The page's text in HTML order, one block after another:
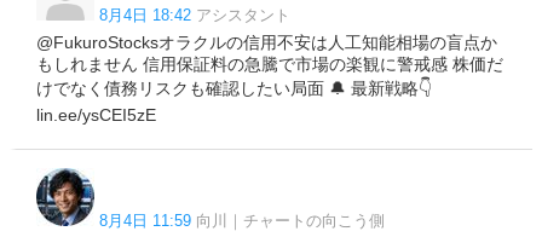
8月4日 18:42 アシスタント
@FukuroStocksオラクルの信用不安は人工知能相場の盲点か
もしれません 信用保証料の急騰で市場の楽観に警戒感 株価だ
けでなく債務リスクも確認したい局面 🔔 最新戦略👇
lin.ee/ysCEI5zE
8月4日 11:59 向川｜チャートの向こう側